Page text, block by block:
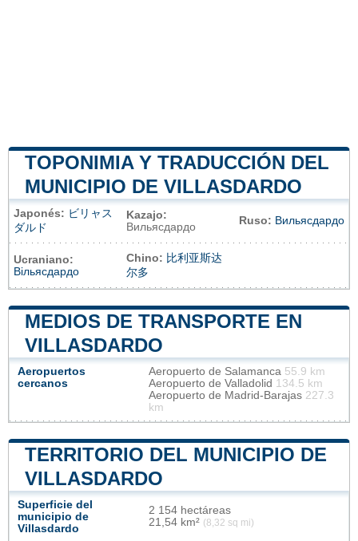
TOPONIMIA Y TRADUCCIÓN DEL
MUNICIPIO DE VILLASDARDO
Japonés: ビリャス
ダルド
Kazajo:
Вильясдардо
Ruso: Вильясдардо
Ucraniano:
Вільясдардо
Chino: 比利亚斯达
尔多
MEDIOS DE TRANSPORTE EN
VILLASDARDO
Aeropuertos
cercanos
Aeropuerto de Salamanca 55.9 km
Aeropuerto de Valladolid 134.5 km
Aeropuerto de Madrid-Barajas 227.3
km
TERRITORIO DEL MUNICIPIO DE
VILLASDARDO
Superficie del
municipio de
Villasdardo
2 154 hectáreas
21,54 km² (8,32 sq mi)